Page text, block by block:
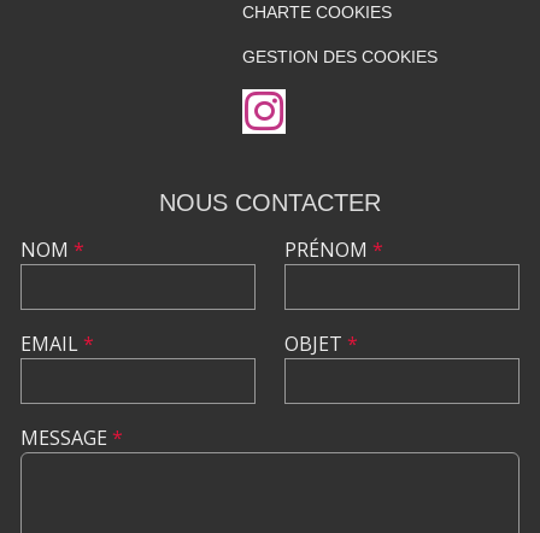
CHARTE COOKIES
GESTION DES COOKIES
NOUS CONTACTER
NOM *
EMAIL*
PRÉNOM *
OBJET *
MESSAGE *